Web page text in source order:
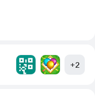
а о поклёвке
+2